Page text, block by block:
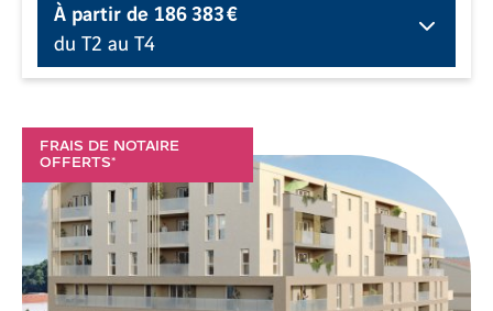
À partir de186 383 €
du T2 au T4
FRAIS DE NOTAIRE
OFFERTS*